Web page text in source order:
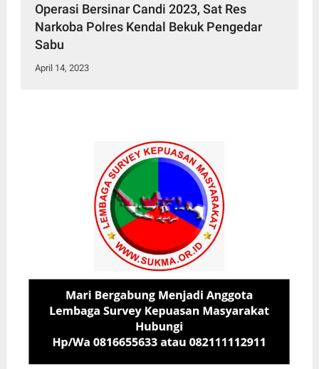
Operasi Bersinar Candi 2023, Sat Res
Narkoba Polres Kendal Bekuk Pengedar
Sabu
April 14, 2023